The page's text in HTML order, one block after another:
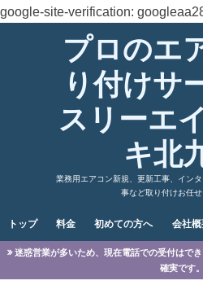
google-site-verification:
プロのエ
り付けサ
スリーエ
キ北
業務用エアコン新規、更新工事、イン
事など取り付けお任せ
トップ 料金 初めての方へ 会社概
迷惑営業が多いため、現在電話での受付はで
確実です。